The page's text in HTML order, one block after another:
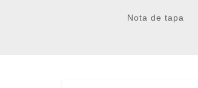
Nota de tapa